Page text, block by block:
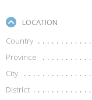
LOCATION
Country
Province
City
District